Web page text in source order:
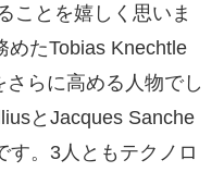
ことを嬉しく思いま
めたTobias Knechtle
らに高める人物でし
とJacques Sanche
す。3人ともテクノロ